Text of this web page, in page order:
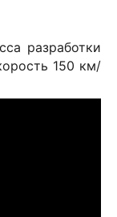
разработки
150 км/